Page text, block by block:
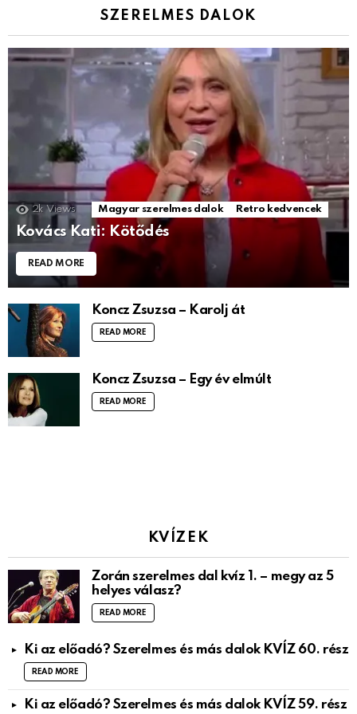
SZERELMES DALOK
2k Views Magyar szerelmes dalok Retro kedvencek
Kovács Kati: Kötődés
READ MORE
Koncz Zsuzsa – Karolj át
READ MORE
Koncz Zsuzsa – Egy év elmúlt
READ MORE
KVÍZEK
Zorán szerelmes dal kvíz 1. – megy az 5
helyes válasz?
READ MORE
Ki az előadó? Szerelmes és más dalok KVÍZ 60. rész
READ MORE
Ki az előadó? Szerelmes és más dalok KVÍZ 59. rész